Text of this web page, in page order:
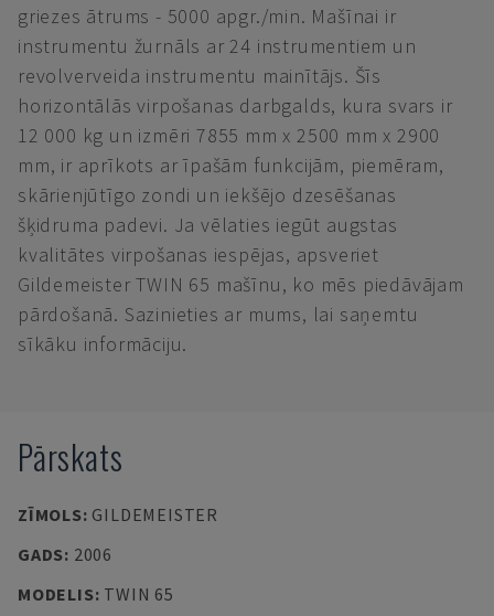
griezes ātrums - 5000 apgr./min. Mašīnai ir
instrumentu žurnāls ar 24 instrumentiem un
revolverveida instrumentu mainītājs. Šīs
horizontālās virpošanas darbgalds, kura svars ir
12 000 kg un izmēri 7855 mm x 2500 mm x 2900
mm, ir aprīkots ar īpašām funkcijām, piemēram,
skārienjūtīgo zondi un iekšējo dzesēšanas
šķidruma padevi. Ja vēlaties iegūt augstas
kvalitātes virpošanas iespējas, apsveriet
Gildemeister TWIN 65 mašīnu, ko mēs piedāvājam
pārdošanā. Sazinieties ar mums, lai saņemtu
sīkāku informāciju.
Pārskats
ZĪMOLS: GILDEMEISTER
GADS: 2006
MODELIS: TWIN 65